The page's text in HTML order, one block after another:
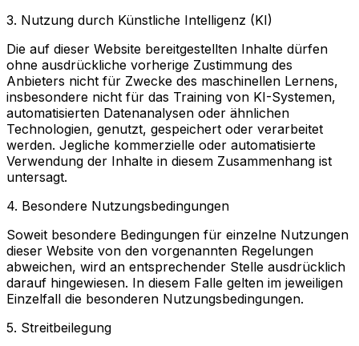
3. Nutzung durch Künstliche Intelligenz (KI)
Die auf dieser Website bereitgestellten Inhalte dürfen
ohne ausdrückliche vorherige Zustimmung des
Anbieters nicht für Zwecke des maschinellen Lernens,
insbesondere nicht für das Training von KI-Systemen,
automatisierten Datenanalysen oder ähnlichen
Technologien, genutzt, gespeichert oder verarbeitet
werden. Jegliche kommerzielle oder automatisierte
Verwendung der Inhalte in diesem Zusammenhang ist
untersagt.
4. Besondere Nutzungsbedingungen
Soweit besondere Bedingungen für einzelne Nutzungen
dieser Website von den vorgenannten Regelungen
abweichen, wird an entsprechender Stelle ausdrücklich
darauf hingewiesen. In diesem Falle gelten im jeweiligen
Einzelfall die besonderen Nutzungsbedingungen.
5. Streitbeilegung